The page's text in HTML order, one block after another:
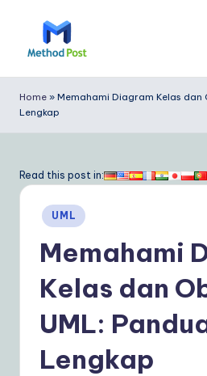
e
t
o
In
Home » Memahami Diagram Kelas dan
Lengkap
Read this post in:
Posted
in
UML
Memahami
Kelas dan
UML:
Lengkap